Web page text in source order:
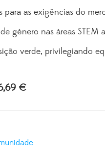
para as exigências do
género nas áreas
verde, privilegiando
€